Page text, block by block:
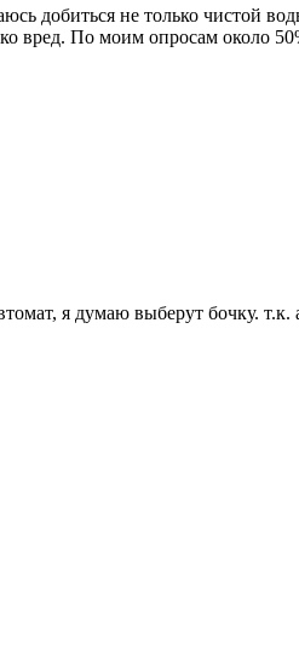
добиться не только чистой
вред. По моим опросам около
я думаю выберут бочку.